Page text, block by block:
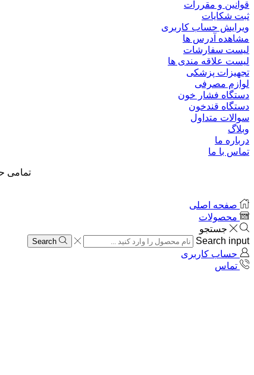
قوانین و مقررات
ثبت شکایات
ویرایش حساب کاربری
مشاهده آدرس ها
لیست سفارشات
لیست علاقه مندی ها
تجهیزات پزشکی
لوازم مصرفی
دستگاه فشار خون
دستگاه قندخون
سوالات متداول
وبلاگ
درباره ما
تماس با ما
تمامی
صفحه اصلی
محصولات
جستجو
Search input
Search
حساب کاربری
تماس